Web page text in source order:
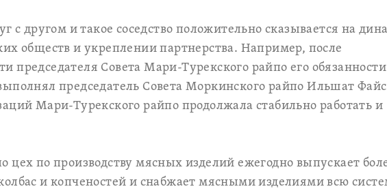
с другом и такое соседство положительно сказывается на
обществ и укреплении партнерства. Например, после
председателя Совета Мари-Турекского райпо его обязанности
председатель Совета Моркинского райпо Ильшат
Мари-Турекского райпо продолжала стабильно работать и
по производству мясных изделий ежегодно выпускает
и копченостей и снабжает мясными изделиями всю